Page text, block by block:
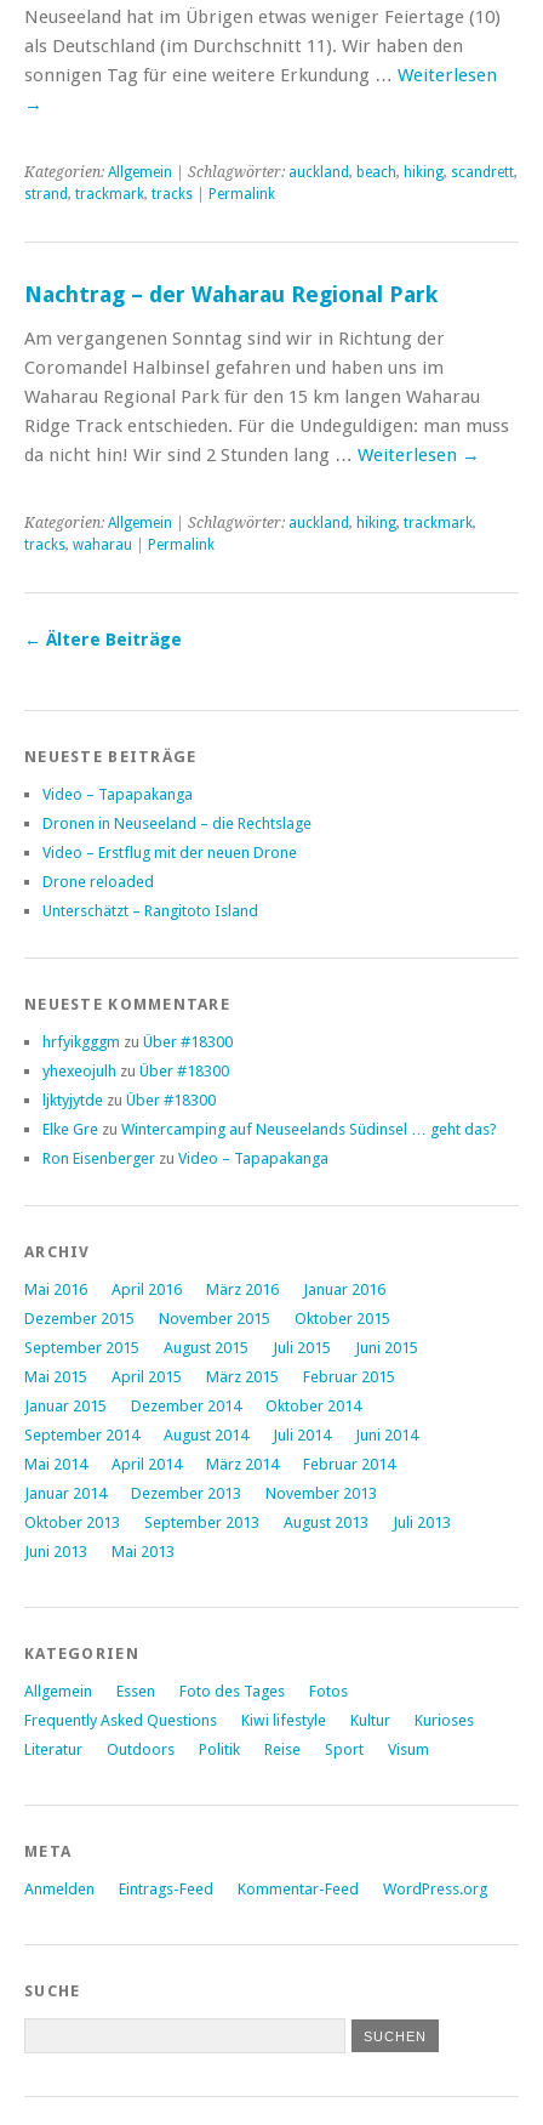
Neuseeland hat im Übrigen etwas weniger Feiertage (10)
als Deutschland (im Durchschnitt 11). Wir haben den
sonnigen Tag für eine weitere Erkundung … Weiterlesen
→
Kategorien: Allgemein | Schlagwörter: auckland, beach, hiking, scandrett,
strand, trackmark, tracks Permalink
Nachtrag – der Waharau Regional Park
Am vergangenen Sonntag sind wir in Richtung der
Coromandel Halbinsel gefahren und haben uns im
Waharau Regional Park für den 15 km langen Waharau
Ridge Track entschieden. Für die Undeguldigen: man muss
da nicht hin! Wir sind 2 Stunden lang … Weiterlesen →
Kategorien: Allgemein | Schlagwörter: auckland, hiking, trackmark,
tracks, waharau Permalink
← Ältere Beiträge
NEUESTE BEITRÄGE
Video – Tapapakanga
Dronen in Neuseeland – die Rechtslage
Video – Erstflug mit der neuen Drone
Drone reloaded
Unterschätzt – Rangitoto Island
NEUESTE KOMMENTARE
hrfyikgggm zu Über #18300
yhexeojulh zu Über #18300
ljktyjytde zu Über #18300
Elke Gre zu Wintercamping auf Neuseelands Südinsel … geht das?
Ron Eisenberger zu Video – Tapapakanga
ARCHIV
Mai 2016 April 2016 März 2016
Januar 2016
Dezember 2015
November 2015
Oktober 2015
September 2015
August 2015 Juli 2015
Juni 2015
Mai 2015
April 2015 März 2015
Februar 2015
Januar 2015
Dezember 2014
Oktober 2014
September 2014
August 2014 Juli 2014
Juni 2014
Mai 2014
April 2014 März 2014
Februar 2014
Januar 2014
Dezember 2013
November 2013
Oktober 2013
September 2013 August 2013
Juli 2013
Juni 2013
Mai 2013
KATEGORIEN
Allgemein Essen Foto des Tages
Fotos
Frequently Asked Questions
Kiwi lifestyle Kultur
Kurioses
Literatur
Outdoors Politik Reise Sport Visum
META
Anmelden Eintrags-Feed Kommentar-Feed WordPress.org
SUCHE